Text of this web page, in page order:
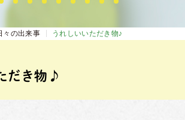
々の出来事 うれしいいただき物♪
だき物♪